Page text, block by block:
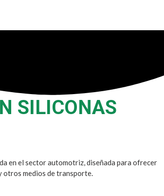
SILICONAS
en el sector automotriz, diseñada para ofrecer
otros medios de transporte.